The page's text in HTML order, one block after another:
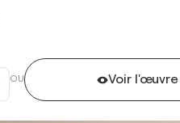
OU Voir l'œuvre